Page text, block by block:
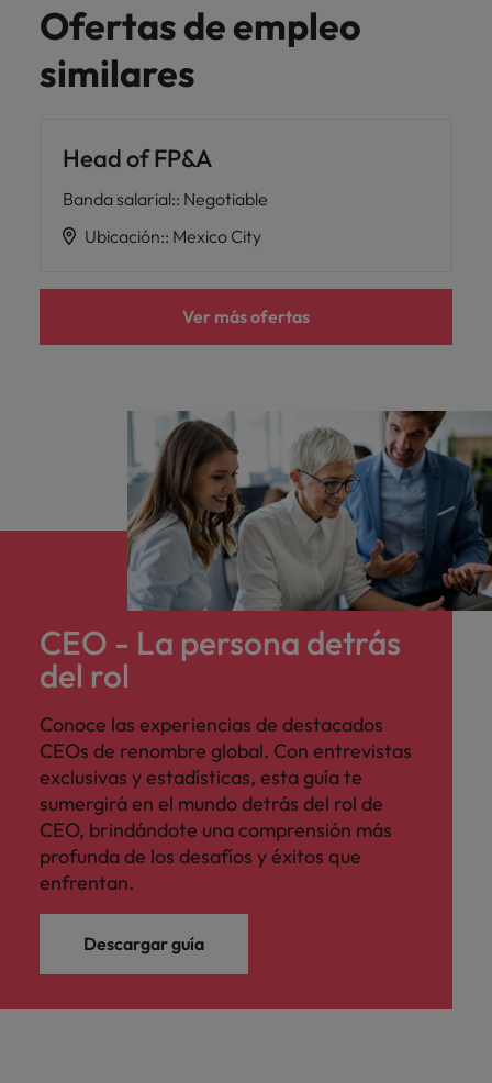
Ofertas de empleo
similares
Head of FP&A
Banda salarial:: Negotiable
Ubicación:: Mexico City
Ver más ofertas
CEO - La persona detrás
del rol
Conoce las experiencias de destacados
CEOs de renombre global. Con entrevistas
exclusivas y estadísticas, esta guía te
sumergirá en el mundo detrás del rol de
CEO, brindándote una comprensión más
profunda de los desafíos y éxitos que
enfrentan.
Descargar guía